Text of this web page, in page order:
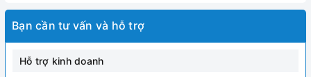
Bạn cần tư vấn và hỗ trợ
Hỗ trợ kinh doanh